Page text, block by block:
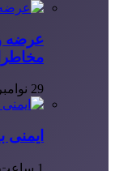
عرضه
29 نوامبر 2024
1 ساعت پیش